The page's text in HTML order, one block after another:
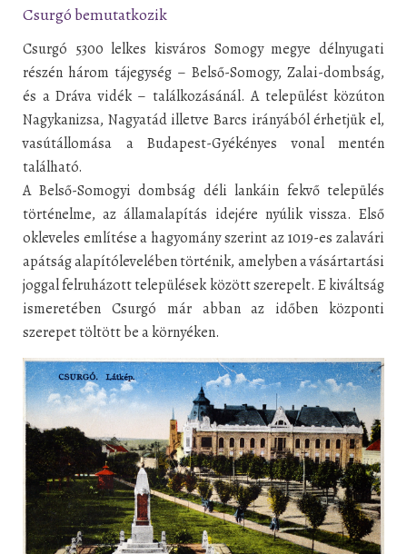
Csurgó bemutatkozik
Csurgó 5300 lelkes kisváros Somogy megye délnyugati
részén három tájegység – Belső-Somogy, Zalai-dombság,
és a Dráva vidék – találkozásánál. A települést közúton
Nagykanizsa, Nagyatád illetve Barcs irányából érhetjük el,
vasútállomása a Budapest-Gyékényes vonal mentén
található.
A Belső-Somogyi dombság déli lankáin fekvő település
történelme, az államalapítás idejére nyúlik vissza. Első
okleveles említése a hagyomány szerint az 1019-es zalavári
apátság alapítólevelében történik, amelyben a vásártartási
joggal felruházott települések között szerepelt. E kiváltság
ismeretében Csurgó már abban az időben központi
szerepet töltött be a környéken.